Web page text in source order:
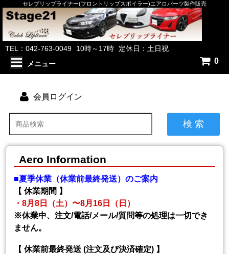
セレブリップライナー(フロントリップスポイラー)エアロパーツ製作販売
TEL：042-763-0049 10時～17時 定休日：土日祝
メニュー 0
会員ログイン
検 索
Aero Information
■夏季休業（休業前最終発送）のご案内
【 休業期間 】
・8月8日（土）〜8月16日（日）
※休業中、注文/電話/メール/質問等の処理は一切でき
ません。
【 休業前最終発送 (注文及び決済確定) 】